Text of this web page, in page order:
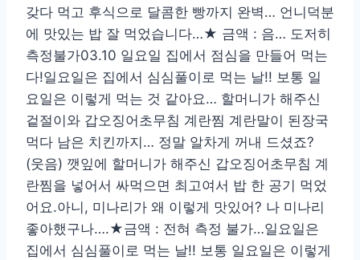
갖다 먹고 후식으로 달콤한 빵까지 완벽… 언니덕분
에 맛있는 밥 잘 먹었습니다…★ 금액 : 음… 도저히
측정불가03.10 일요일 집에서 점심을 만들어 먹는
다!일요일은 집에서 심심풀이로 먹는 날!! 보통 일
요일은 이렇게 먹는 것 같아요… 할머니가 해주신
겉절이와 갑오징어초무침 계란찜 계란말이 된장국
먹다 남은 치킨까지… 정말 알차게 꺼내 드셨죠?
(웃음) 깻잎에 할머니가 해주신 갑오징어초무침 계
란찜을 넣어서 싸먹으면 최고여서 밥 한 공기 먹었
어요.아니, 미나리가 왜 이렇게 맛있어? 나 미나리
좋아했구나….★금액 : 전혀 측정 불가…일요일은
집에서 심심풀이로 먹는 날!! 보통 일요일은 이렇게